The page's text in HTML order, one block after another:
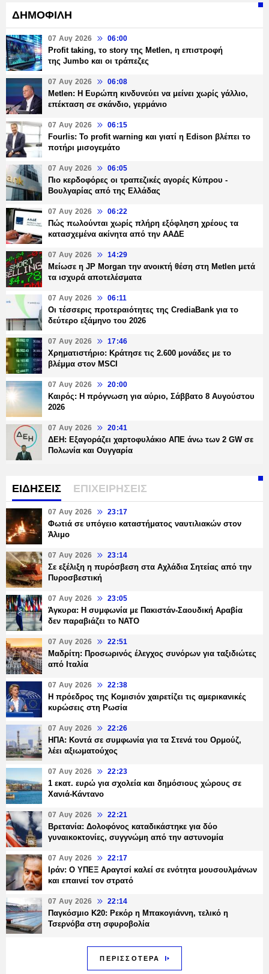
ΔΗΜΟΦΙΛΗ
07 Αυγ 2026 06:00
Profit taking, το story της Metlen, η επιστροφή
της Jumbo και οι τράπεζες
07 Αυγ 2026 06:08
Metlen: Η Ευρώπη κινδυνεύει να μείνει χωρίς γάλλιο,
επέκταση σε σκάνδιο, γερμάνιο
07 Αυγ 2026 06:15
Fourlis: Το profit warning και γιατί η Edison βλέπει το
ποτήρι μισογεμάτο
07 Αυγ 2026 06:05
Πιο κερδοφόρες οι τραπεζικές αγορές Κύπρου -
Βουλγαρίας από της Ελλάδας
07 Αυγ 2026 06:22
Πώς πωλούνται χωρίς πλήρη εξόφληση χρέους τα
κατασχεμένα ακίνητα από την ΑΑΔΕ
07 Αυγ 2026 14:29
Μείωσε η JP Morgan την ανοικτή θέση στη Metlen μετά
τα ισχυρά αποτελέσματα
07 Αυγ 2026 06:11
Οι τέσσερις προτεραιότητες της CrediaBank για το
δεύτερο εξάμηνο του 2026
07 Αυγ 2026 17:46
Χρηματιστήριο: Κράτησε τις 2.600 μονάδες με το
βλέμμα στον MSCI
07 Αυγ 2026 20:00
Καιρός: Η πρόγνωση για αύριο, Σάββατο 8 Αυγούστου
2026
07 Αυγ 2026 20:41
ΔΕΗ: Εξαγοράζει χαρτοφυλάκιο ΑΠΕ άνω των 2 GW σε
Πολωνία και Ουγγαρία
ΕΙΔΗΣΕΙΣ ΕΠΙΧΕΙΡΗΣΕΙΣ
07 Αυγ 2026 23:17
Φωτιά σε υπόγειο καταστήματος ναυτιλιακών στον
Άλιμο
07 Αυγ 2026 23:14
Σε εξέλιξη η πυρόσβεση στα Αχλάδια Σητείας από την
Πυροσβεστική
07 Αυγ 2026 23:05
Άγκυρα: Η συμφωνία με Πακιστάν-Σαουδική Αραβία
δεν παραβιάζει το ΝΑΤΟ
07 Αυγ 2026 22:51
Μαδρίτη: Προσωρινός έλεγχος συνόρων για ταξιδιώτες
από Ιταλία
07 Αυγ 2026 22:38
Η πρόεδρος της Κομισιόν χαιρετίζει τις αμερικανικές
κυρώσεις στη Ρωσία
07 Αυγ 2026 22:26
ΗΠΑ: Κοντά σε συμφωνία για τα Στενά του Ορμούζ,
λέει αξιωματούχος
07 Αυγ 2026 22:23
1 εκατ. ευρώ για σχολεία και δημόσιους χώρους σε
Χανιά-Κάντανο
07 Αυγ 2026 22:21
Βρετανία: Δολοφόνος καταδικάστηκε για δύο
γυναικοκτονίες, συγγνώμη από την αστυνομία
07 Αυγ 2026 22:17
Ιράν: Ο ΥΠΕΞ Αραγτσί καλεί σε ενότητα μουσουλμάνων
και επαινεί τον στρατό
07 Αυγ 2026 22:14
Παγκόσμιο Κ20: Ρεκόρ η Μπακογιάννη, τελικό η
Τσερνόβα στη σφυροβολία
ΠΕΡΙΣΣΟΤΕΡΑ